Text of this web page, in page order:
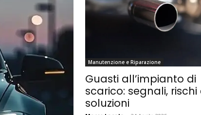
Manutenzione e Riparazione
Guasti all’impianto di
scarico: segnali, rischi
soluzioni